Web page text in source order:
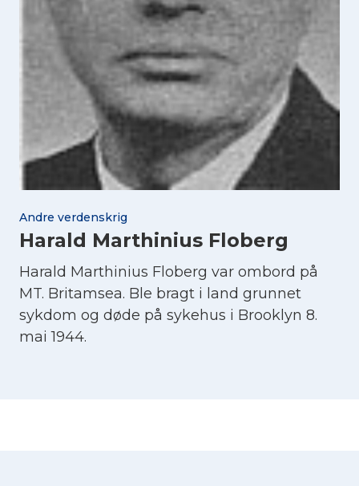
Andre verdenskrig
Harald Marthinius Floberg
Harald Marthinius Floberg var ombord på
MT. Britamsea. Ble bragt i land grunnet
sykdom og døde på sykehus i Brooklyn 8.
mai 1944.